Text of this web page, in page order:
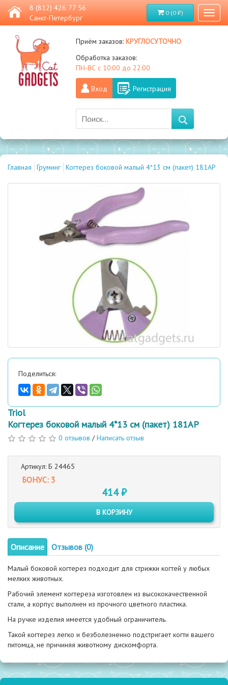
8 (812) 426 77 56
Санкт-Петербург
0 (0 ₽)
Приём заказов:круглосуточно
Обработка заказов:
ПН-ВС с 10:00 до 22:00
Вход Регистрация
Главная Груминг Когтерез боковой малый 4*13 см (пакет) 181АP
Поделиться:
Triol
Когтерез боковой малый 4*13 см (пакет) 181АP
0 отзывов /Написать отзыв
Артикул: Б 24465
БОНУС: 3
414 ₽
В КОРЗИНУ
Описание Отзывов (0)
Малый боковой когтерез подходит для стрижки когтей у любых
мелких животных.
Рабочий элемент когтереза изготовлен из высококачественной
стали, а корпус выполнен из прочного цветного пластика.
На ручке изделия имеется удобный ограничитель.
Такой когтерез легко и безболезненно подстригает когти вашего
питомца, не причиняя животному дискомфорта.